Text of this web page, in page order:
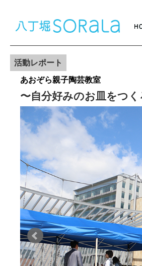
活動レポート
あおぞら親子陶芸教室
〜自分好みのお皿をつ